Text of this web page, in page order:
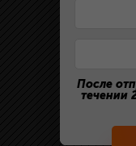
После
течении